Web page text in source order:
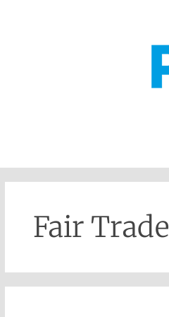
Fair Trade